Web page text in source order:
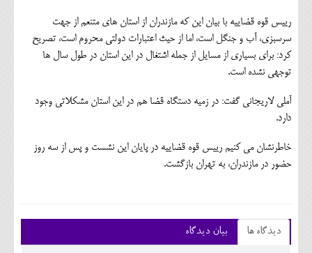
رییس قوه قضاییه با بیان این که مازندران از استان های متنعم از جهت
سرسبزی، آب و جنگل است، اما از حیث اعتبارات دولتی محروم است، تصریح
کرد: برای بسیاری از مسایل از جمله اشتغال در این استان در طول سال ها
توجهی نشده است.
آملی لاریجانی گفت: در زمیه دستگاه قضا هم در این استان مشکلاتی وجود
دارد.
خاطرنشان می کنیم رییس قوه قضاییه در پایان این نشست و پس از سه روز
حضور در مازندران، به تهران بازگشت.
دیدگاه ها بیان دیدگاه